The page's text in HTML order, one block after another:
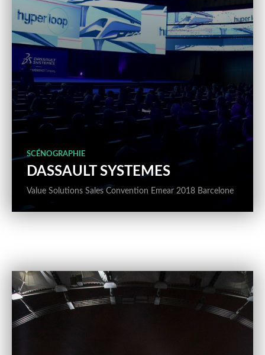
SCÉNOGRAPHIE
DASSAULT SYSTEMES
Value Solutions Sales Convention Emear 2018 Barcelone